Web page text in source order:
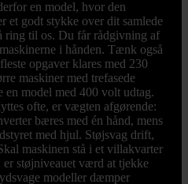
en model, hvor den
et godt stykke over dit samlede
ring til os. Du får rådgivning af
i hånden. Tænk også
opgaver klares med 230
maskiner med trefasede
en model med 400 volt udtag.
ofte, er vægten afgørende:
bæres med én hånd, mens
med hjul. Støjsvag drift,
maskinen stå i et villakvarter
er støjniveauet værd at tjekke
modeller dæmper